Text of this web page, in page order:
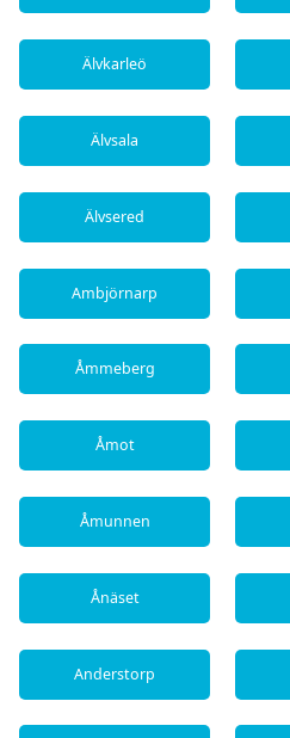
Älvkarleö
Älvsala
Älvsered
Ambjörnarp
Åmmeberg
Åmot
Åmunnen
Ånäset
Anderstorp